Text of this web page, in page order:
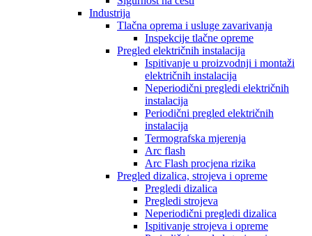
Industrija
Tlačna oprema i usluge zavarivanja
Inspekcije tlačne opreme
Pregled električnih instalacija
Ispitivanje u proizvodnji i montaži
električnih instalacija
Neperiodični pregledi električnih
instalacija
Periodični pregled električnih
instalacija
Termografska mjerenja
Arc flash
Arc Flash procjena rizika
Pregled dizalica, strojeva i opreme
Pregledi dizalica
Pregledi strojeva
Neperiodični pregledi dizalica
Ispitivanje strojeva i opreme